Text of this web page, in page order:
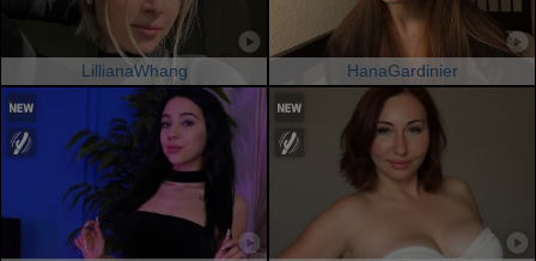
LillianaWhang HanaGardinier